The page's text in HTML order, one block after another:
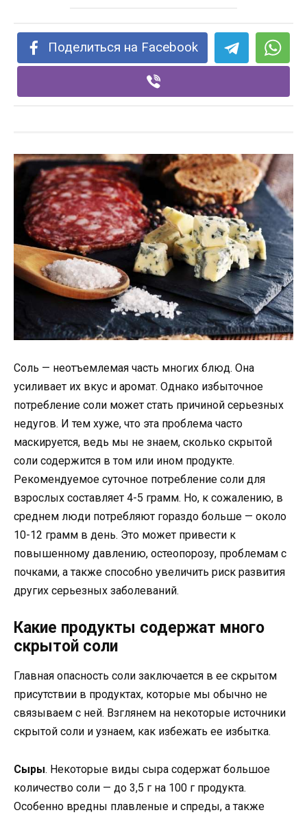
Поделиться на Facebook
Соль — неотъемлемая часть многих блюд. Она
усиливает их вкус и аромат. Однако избыточное
потребление соли может стать причиной серьезных
недугов. И тем хуже, что эта проблема часто
маскируется, ведь мы не знаем, сколько скрытой
соли содержится в том или ином продукте.
Рекомендуемое суточное потребление соли для
взрослых составляет 4-5 грамм. Но, к сожалению, в
среднем люди потребляют гораздо больше — около
10-12 грамм в день. Это может привести к
повышенному давлению, остеопорозу, проблемам с
почками, а также способно увеличить риск развития
других серьезных заболеваний.
Какие продукты содержат много
скрытой соли
Главная опасность соли заключается в ее скрытом
присутствии в продуктах, которые мы обычно не
связываем с ней. Взглянем на некоторые источники
скрытой соли и узнаем, как избежать ее избытка.
Сыры. Некоторые виды сыра содержат большое
количество соли — до 3,5 г на 100 г продукта.
Особенно вредны плавленые и спреды, а также